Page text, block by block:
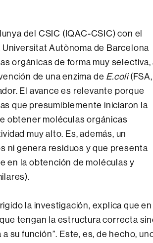
del CSIC (IQAC-CSIC) con el
Autònoma de Barcelona
orgánicas de forma muy selectiva,
de una enzima de E.coli(FSA,
El avance es relevante porque
que presumiblemente iniciaron la
obtener moléculas orgánicas
muy alto. Es, además, un
ni genera residuos y que presenta
en la obtención de moléculas y
la investigación, explica que en
tengan la estructura correcta
su función”. Este, es, de hecho,